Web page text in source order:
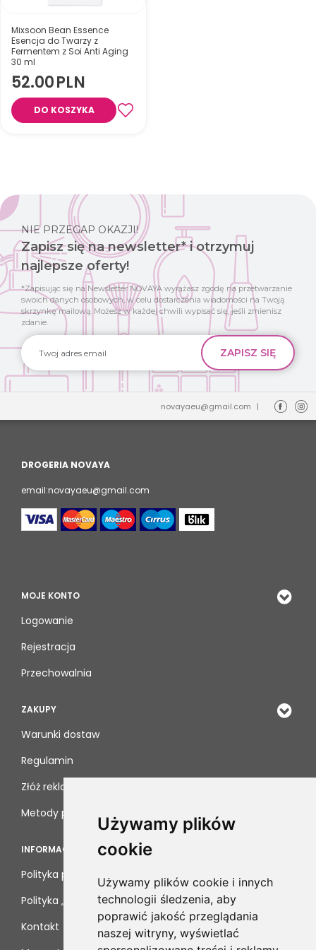
Używamy plików
cookie
Używamy plików cookie i innych
technologii śledzenia, aby
poprawić jakość przeglądania
naszej witryny, wyświetlać
Intensywnie nawilża, wspiera
regenerację skóry oraz
delikatnie złuszcza martwy
Mixsoon Bean Essence
Esencja do Twarzy z
Fermentem z Soi Anti Aging
30 ml
52.00PLN
DO KOSZYKA
NIE PRZEGAP OKAZJI!
Zapisz się na newsletter* i otrzymuj
najlepsze oferty!
*Zapisując się na Newsletter NOVAYA wyrażasz zgodę na przetwarzanie
swoich danych osobowych, w celu dostarczenia wiadomości na Twoją
skrzynkę mailową. Możesz w każdej chwili wypisać się, jeśli zmienisz
zdanie.
novayaeu@gmail.com |
DROGERIA NOVAYA
email:novayaeu@gmail.com
MOJE KONTO
Logowanie
Rejestracja
Przechowalnia
ZAKUPY
Warunki dostaw
Regulamin
Złóż reklamację
Metody płatności
INFORMACJE
Polityka prywatności
Polityka „cookies”
Kontakt